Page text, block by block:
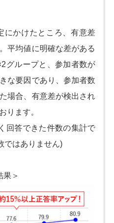
にかけたところ、有意差
平均値に明確な差がある
グループと、参加者数が
な要因であり、参加者数
場合、有意差が検出され
ります。
回答できた件数の集計で
ではありません)
果＞